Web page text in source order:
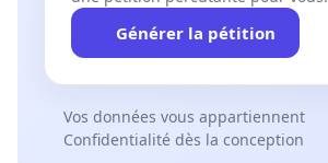
Générer la pétition
Vos données vous appartiennent
Confidentialité dès la conception